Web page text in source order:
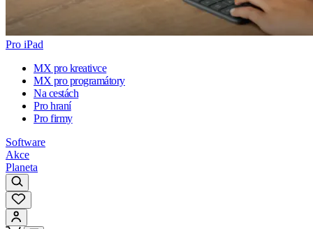
Pro iPad
MX pro kreativce
MX pro programátory
Na cestách
Pro hraní
Pro firmy
Software
Akce
Planeta